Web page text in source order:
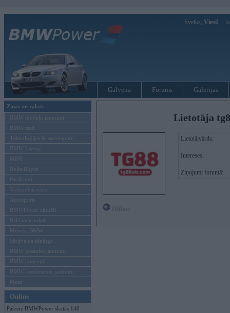
Sveiks, Viesi!
Galvenā Forums Galerijas
Ziņas un raksti
BMW modeļu jaunumi
BMW testi
Tehnoloģijas & sasniegumi
BMW Latvijā
MINI
Rolls-Royce
Pasākumi
Vadāmības tests
Autosports
BMWPower aktuāli
Reklāmas raksti
Mēneša BMW
Sērijveida tūnings
BMW pasaules jaunumi
BMW koncepti
BMW konkurentu jaunumi
Moto
Online
Pašreiz BMWPower skatās 140
Lietotāja
Lietotājvārds:
Intereses:
Ziņojumi forumā: